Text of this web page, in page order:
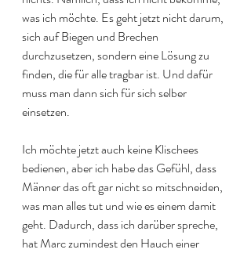
was ich möchte. Es geht jetzt nicht darum,
sich auf Biegen und Brechen
durchzusetzen, sondern eine Lösung zu
finden, die für alle tragbar ist. Und dafür
muss man dann sich für sich selber
einsetzen.
Ich möchte jetzt auch keine Klischees
bedienen, aber ich habe das Gefühl, dass
Männer das oft gar nicht so mitschneiden,
was man alles tut und wie es einem damit
geht. Dadurch, dass ich darüber spreche,
hat Marc zumindest den Hauch einer